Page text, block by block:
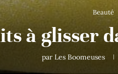
Beauté
à glisser
par Les Boomeuses